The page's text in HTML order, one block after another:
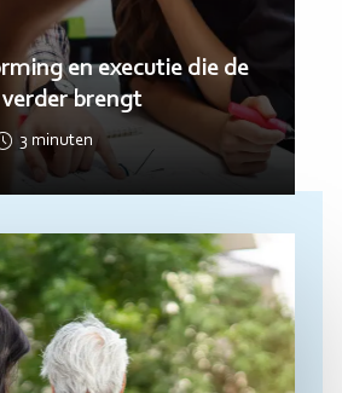
oplossingen vaak
liggen
3 minuten